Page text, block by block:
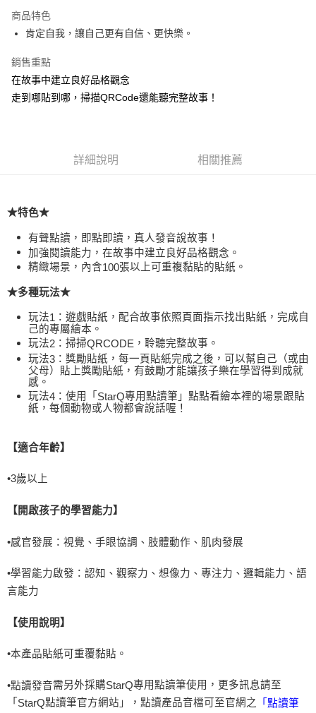
合作金庫商業銀行
華南商業銀行
彰化商業銀行
國泰世華商業銀行
臺灣中小企業銀行
匯豐（台灣）商業銀行
華泰商業銀行
台新國際商業銀行
中國信託商業銀行
6 期 0 利率 每期
華南商業銀行
上海商業儲蓄銀行
國泰世華商業銀行
臺灣中小企業銀行
台中商業銀行
玉山商業銀行
星展（台灣）商業銀行
12 期 0 利率 每期NT$8
合作金庫商業銀行
華南商業銀行
上海商業儲蓄銀行
台北富邦商業銀行
聯邦商業銀行
遠東國際商業銀行
元大商業銀行
永豐商業銀行
台灣樂天信用卡公司
24 期 0 利率 每期
合作金庫商業銀行
華南商業銀行
彰化商業銀行
華泰商業銀行
聯邦商業銀行
中國信託商業銀行
超商取貨付款
Google Pay
全盈+PAY
ATM付款
全家取貨付款
每筆NT$60，滿NT$490(含以上)免運費
7-11取貨付款
每筆NT$60，滿NT$490(含以上)免運費
每筆NT$85，滿NT$490(含以上)免運費
商品特色
肯定自我，讓自己更有自信、更快樂。
銷售重點
在故事中建立良好品格觀念
走到哪貼到哪，掃描QRCode還能聽完整故事！
詳細說明 相關推薦
★特色★
有聲點讀，即點即讀，真人發音說故事！
加強閱讀能力，在故事中建立良好品格觀念。
精緻場景，內含100張以上可重複黏貼的貼紙。
★多種玩法★
玩法1 ：遊戲貼紙，配合故事依照頁面指示找出貼紙，完成自
己的專屬繪本。
玩法2 ：掃掃QRCODE ，聆聽完整故事。
玩法3 ：獎勵貼紙，每一頁貼紙完成之後，可以幫自己（或由
父母）貼上獎勵貼紙，有鼓勵才能讓孩子樂在學習得到成就
感。
玩法4 ：使用「 StarQ專用點讀筆」點點看繪本裡的場景跟貼
紙，每個動物或人物都會說話喔！
【適合年齡】
•3歲以上
【開啟孩子的學習能力】
•感官發展：視覺、手眼協調、肢體動作、肌肉發展
•學習能力啟發：認知、觀察力、想像力、專注力、邏輯能力、語
言能力
【使用說明】
•本產品貼紙可重覆黏貼。
•點讀發音需另外採購StarQ專用點讀筆使用，更多訊息請至
「 StarQ點讀筆官方網站」，點讀產品音檔可至官網之
「點讀筆